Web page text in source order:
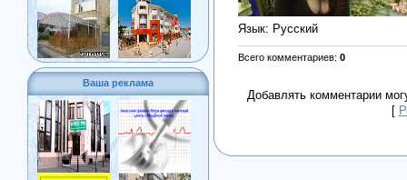
Ваша реклама
Язык: Русский
Всего комментариев: 0
Добавлять комментарии
[